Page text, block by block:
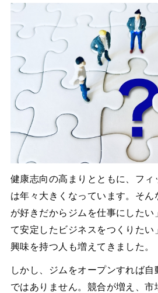
健康志向の高まりとともに、フ
は年々大きくなっています。そ
が好きだからジムを仕事にしたい
て安定したビジネスをつくりたい
興味を持つ人も増えてきました。
しかし、ジムをオープンすれば
ではありません。競合が増え、市